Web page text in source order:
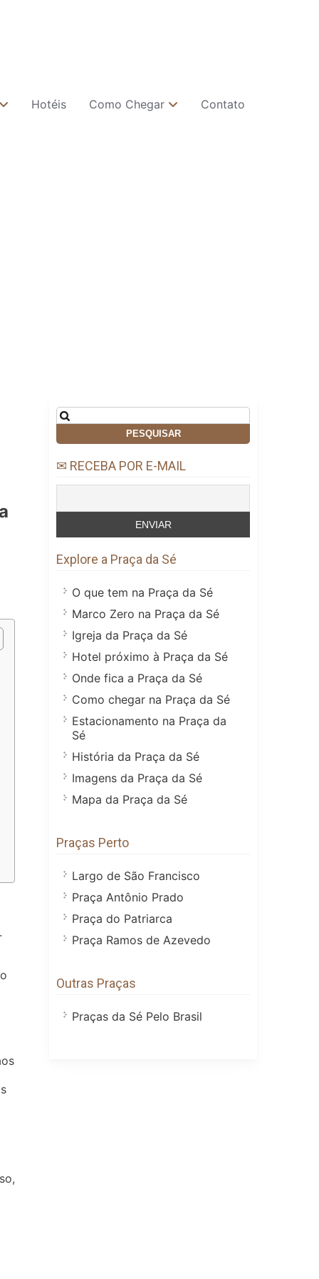
Hotéis Como Chegar Contato
Pesquisar
por:
✉ RECEBA POR E-MAIL
Explore a Praça da Sé
O que tem na Praça da Sé
Marco Zero na Praça da Sé
Igreja da Praça da Sé
Hotel próximo à Praça da Sé
Onde fica a Praça da Sé
Como chegar na Praça da Sé
Estacionamento na Praça da
Sé
História da Praça da Sé
Imagens da Praça da Sé
Mapa da Praça da Sé
Praças Perto
Largo de São Francisco
Praça Antônio Prado
Praça do Patriarca
Praça Ramos de Azevedo
Outras Praças
Praças da Sé Pelo Brasil